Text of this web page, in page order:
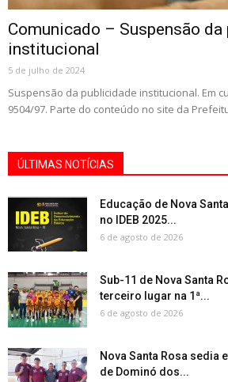
Comunicado – Suspensão
institucional
5 de julho de 2024
Suspensão da publicidade institucional. Em
9504/97. Parte do conteúdo no site da
ÚLTIMAS NOTÍCIAS
Educação de Nova
no IDEB 2025...
6 de agosto de 2026
Sub-11 de Nova Santa
terceiro lugar na 1ª...
6 de agosto de 2026
Nova Santa Rosa sedia
de Dominó dos...